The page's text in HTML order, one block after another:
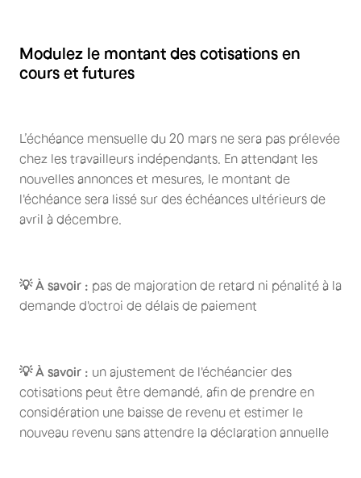
Modulez le montant des cotisations en
cours et futures
L’échéance mensuelle du 20 mars ne sera pas prélevée
chez les travailleurs indépendants. En attendant les
nouvelles annonces et mesures, le montant de
l'échéance sera lissé sur des échéances ultérieurs de
avril à décembre.
💡 À savoir : pas de majoration de retard ni pénalité à la
demande d'octroi de délais de paiement
💡 À savoir : un ajustement de l'échéancier des
cotisations peut être demandé, afin de prendre en
considération une baisse de revenu et estimer le
nouveau revenu sans attendre la déclaration annuelle